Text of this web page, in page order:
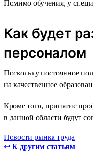
Помимо обучения, у
Как будет
персоналом
Поскольку постоянное
на качественное
Кроме того, принятие
в данной области будут
Новости рынка труда
↩ К другим статьям